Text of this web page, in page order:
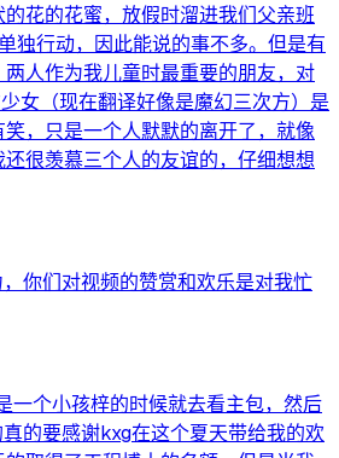
花的花蜜，放假时溜进我们父亲班
独行动，因此能说的事不多。但是有
人作为我儿童时最重要的朋友，对
女（现在翻译好像是魔幻三次方）是
，只是一个人默默的离开了，就像
很羡慕三个人的友谊的，仔细想想
你们对视频的赞赏和欢乐是对我忙
一个小孩梓的时候就去看主包，然后
的要感谢kxg在这个夏天带给我的欢